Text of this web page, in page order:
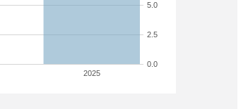
2025
0.0
2.5
5.0